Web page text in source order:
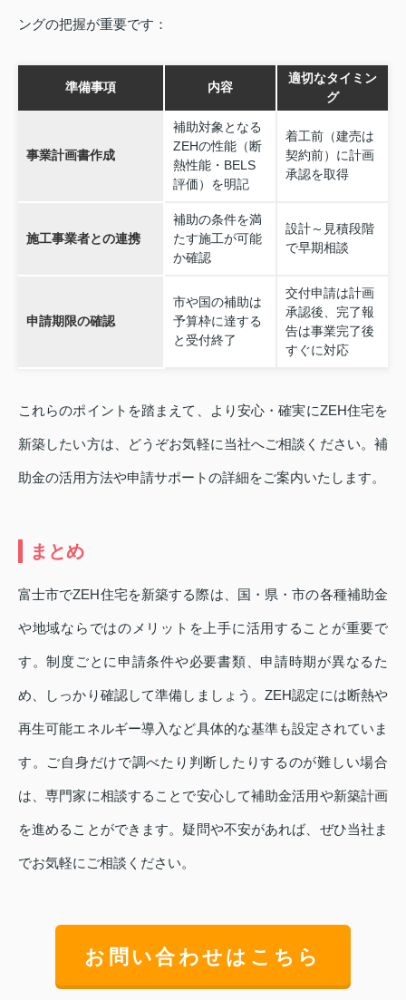
ングの把握が重要です：
準備事項 内容
適切なタイミン
グ
事業計画書作成
補助対象となる
ZEHの性能（断
熱性能・BELS
評価）を明記
着工前（建売は
契約前）に計画
承認を取得
施工事業者との連携
補助の条件を満
たす施工が可能
か確認
設計～見積段階
で早期相談
申請期限の確認
市や国の補助は
予算枠に達する
と受付終了
交付申請は計画
承認後、完了報
告は事業完了後
すぐに対応
これらのポイントを踏まえて、より安心・確実にZEH住宅を
新築したい方は、どうぞお気軽に当社へご相談ください。補
助金の活用方法や申請サポートの詳細をご案内いたします。
まとめ
富士市でZEH住宅を新築する際は、国・県・市の各種補助金
や地域ならではのメリットを上手に活用することが重要で
す。制度ごとに申請条件や必要書類、申請時期が異なるた
め、しっかり確認して準備しましょう。ZEH認定には断熱や
再生可能エネルギー導入など具体的な基準も設定されていま
す。ご自身だけで調べたり判断したりするのが難しい場合
は、専門家に相談することで安心して補助金活用や新築計画
を進めることができます。疑問や不安があれば、ぜひ当社ま
でお気軽にご相談ください。
お問い合わせはこちら